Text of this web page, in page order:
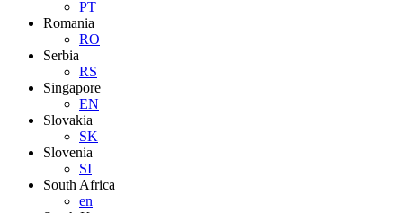
PT
Romania
RO
Serbia
RS
Singapore
EN
Slovakia
SK
Slovenia
SI
South Africa
en